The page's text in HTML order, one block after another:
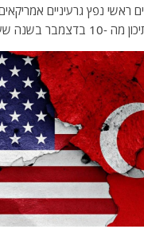
ראשי נפץ גרעיניים
בשנה שעברה.